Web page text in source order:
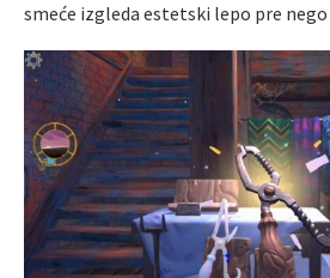
smeće izgleda estetski lepo pre